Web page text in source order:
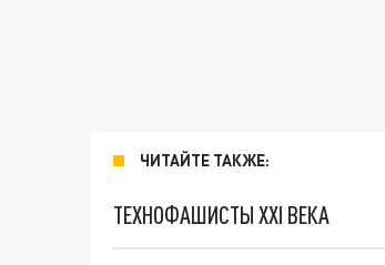
ЧИТАЙТЕ ТАКЖЕ:
ТЕХНОФАШИСТЫ XXI ВЕКА